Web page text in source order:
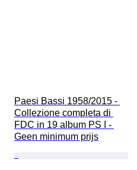
Paesi Bassi 1958/2015 -
Collezione completa di
FDC in 19 album PS I -
Geen minimum prijs